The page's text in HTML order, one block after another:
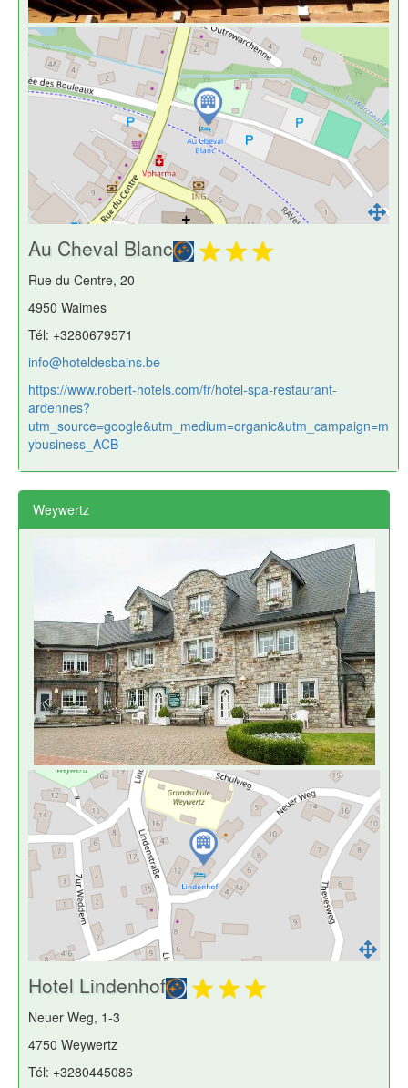
Au Cheval Blanc
Rue du Centre, 20
4950 Waimes
Tél: +3280679571
info@hoteldesbains.be
https://www.robert-hotels.com/fr/hotel-spa-restaurant-
ardennes?
utm_source=google&utm_medium=organic&utm_campaign=m
ybusiness_ACB
Weywertz
Hotel Lindenhof
Neuer Weg, 1-3
4750 Weywertz
Tél: +3280445086